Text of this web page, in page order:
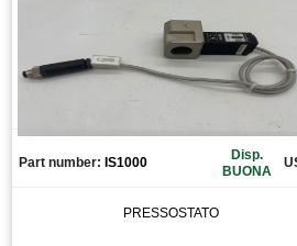
Part number: IS1000
Disp.
BUONA
PRESSOSTATO